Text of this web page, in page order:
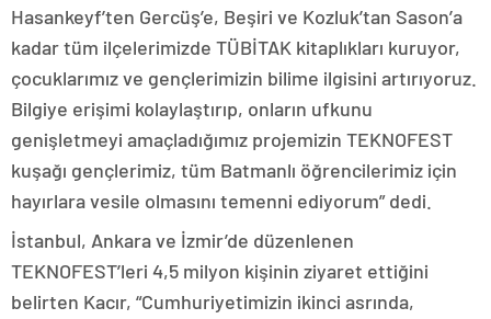
Hasankeyf’ten Gercüş’e, Beşiri ve Kozluk’tan Sason’a
kadar tüm ilçelerimizde TÜBİTAK kitaplıkları kuruyor,
çocuklarımız ve gençlerimizin bilime ilgisini artırıyoruz.
Bilgiye erişimi kolaylaştırıp, onların ufkunu
genişletmeyi amaçladığımız projemizin TEKNOFEST
kuşağı gençlerimiz, tüm Batmanlı öğrencilerimiz için
hayırlara vesile olmasını temenni ediyorum” dedi.
İstanbul, Ankara ve İzmir’de düzenlenen
TEKNOFEST’leri 4,5 milyon kişinin ziyaret ettiğini
belirten Kacır, “Cumhuriyetimizin ikinci asrında,